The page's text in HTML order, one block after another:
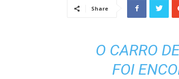
Share
O CARRO
FOI